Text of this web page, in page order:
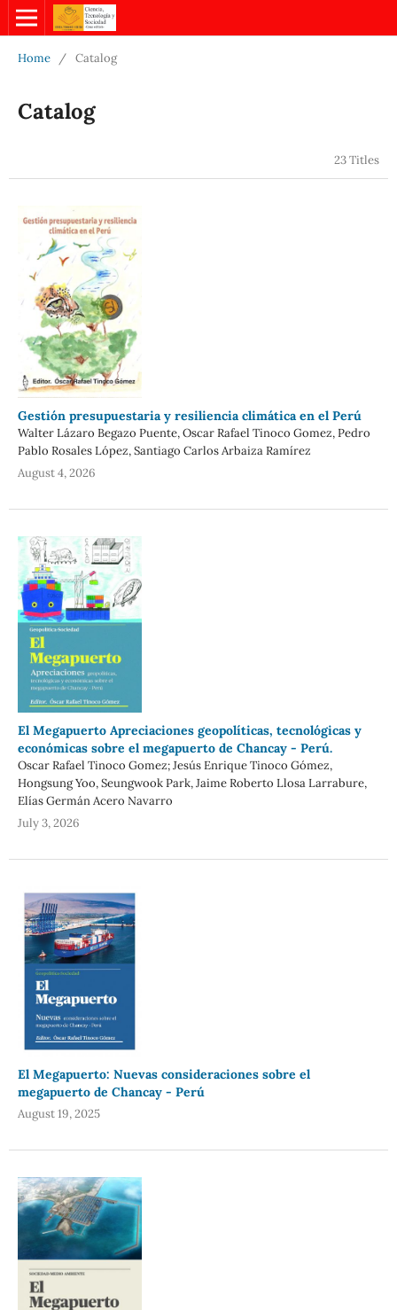
Home / Catalog
Catalog
23 Titles
Gestión presupuestaria y resiliencia climática en el Perú
Walter Lázaro Begazo Puente, Oscar Rafael Tinoco Gomez, Pedro
Pablo Rosales López, Santiago Carlos Arbaiza Ramírez
August 4, 2026
El Megapuerto Apreciaciones geopolíticas, tecnológicas y
económicas sobre el megapuerto de Chancay - Perú.
Oscar Rafael Tinoco Gomez; Jesús Enrique Tinoco Gómez,
Hongsung Yoo, Seungwook Park, Jaime Roberto Llosa Larrabure,
Elías Germán Acero Navarro
July 3, 2026
El Megapuerto: Nuevas consideraciones sobre el
megapuerto de Chancay - Perú
August 19, 2025